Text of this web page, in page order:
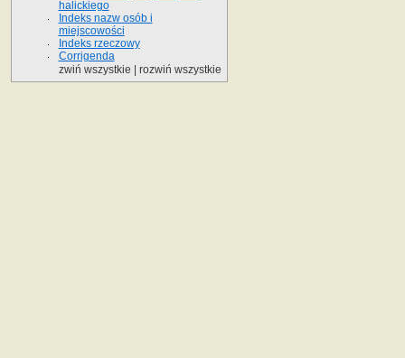
halickiego
Indeks nazw osób i
miejscowości
Indeks rzeczowy
Corrigenda
zwiń wszystkie
rozwiń wszystkie